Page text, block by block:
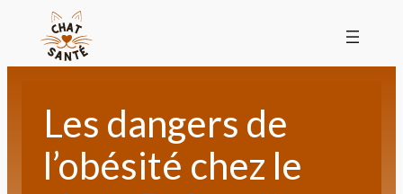
Les dangers de
l’obésité chez le